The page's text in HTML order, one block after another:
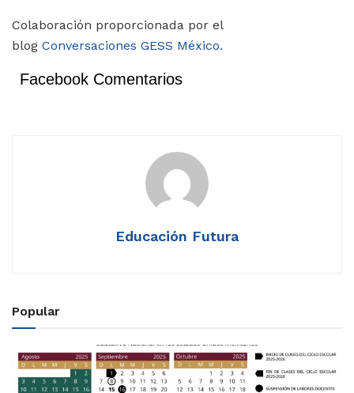
Colaboración proporcionada por el
blog Conversaciones GESS México.
Facebook Comentarios
Educación Futura
Popular